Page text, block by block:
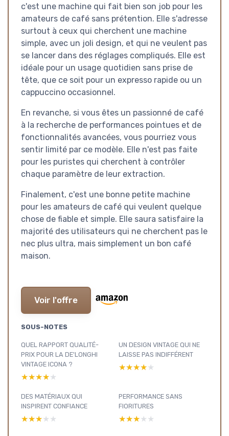
c'est une machine qui fait bien son job pour les
amateurs de café sans prétention. Elle s'adresse
surtout à ceux qui cherchent une machine
simple, avec un joli design, et qui ne veulent pas
se lancer dans des réglages compliqués. Elle est
idéale pour un usage quotidien sans prise de
tête, que ce soit pour un expresso rapide ou un
cappuccino occasionnel.
En revanche, si vous êtes un passionné de café
à la recherche de performances pointues et de
fonctionnalités avancées, vous pourriez vous
sentir limité par ce modèle. Elle n'est pas faite
pour les puristes qui cherchent à contrôler
chaque paramètre de leur extraction.
Finalement, c'est une bonne petite machine
pour les amateurs de café qui veulent quelque
chose de fiable et simple. Elle saura satisfaire la
majorité des utilisateurs qui ne cherchent pas le
nec plus ultra, mais simplement un bon café
maison.
Voir l'offre
SOUS-NOTES
QUEL RAPPORT QUALITÉ-
PRIX POUR LA DE'LONGHI
VINTAGE ICONA ?
★★★★★
★★★★★
UN DESIGN VINTAGE QUI NE
LAISSE PAS INDIFFÉRENT
★★★★★
★★★★★
DES MATÉRIAUX QUI
INSPIRENT CONFIANCE
★★★★★
★★★★★
PERFORMANCE SANS
FIORITURES
★★★★★
★★★★★